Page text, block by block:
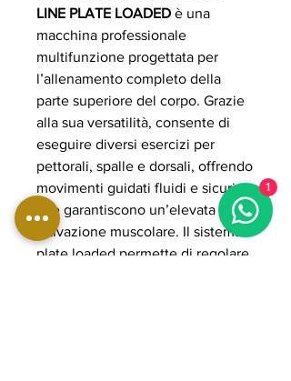
LINE PLATE LOADED è una
macchina professionale
multifunzione progettata per
l’allenamento completo della
parte superiore del corpo. Grazie
alla sua versatilità, consente di
eseguire diversi esercizi per
pettorali, spalle e dorsali, offrendo
movimenti guidati fluidi e sicuri
che garantiscono un’elevata
attivazione muscolare. Il sistema
plate loaded permette di regolare
1